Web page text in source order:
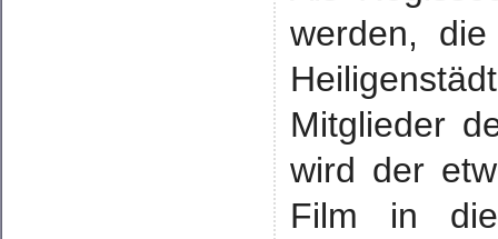
werden,
Mitglieder
wird der
Film in